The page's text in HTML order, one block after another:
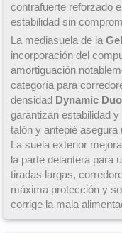
contrafuerte reforzado
estabilidad sin
La mediasuela de la
incorporación del
amortiguación
categoría para
densidad Dynamic
garantizan estabilidad
talón y antepié
La suela exterior
la parte delantera para
tiradas largas,
máxima protección y
corrige la mala